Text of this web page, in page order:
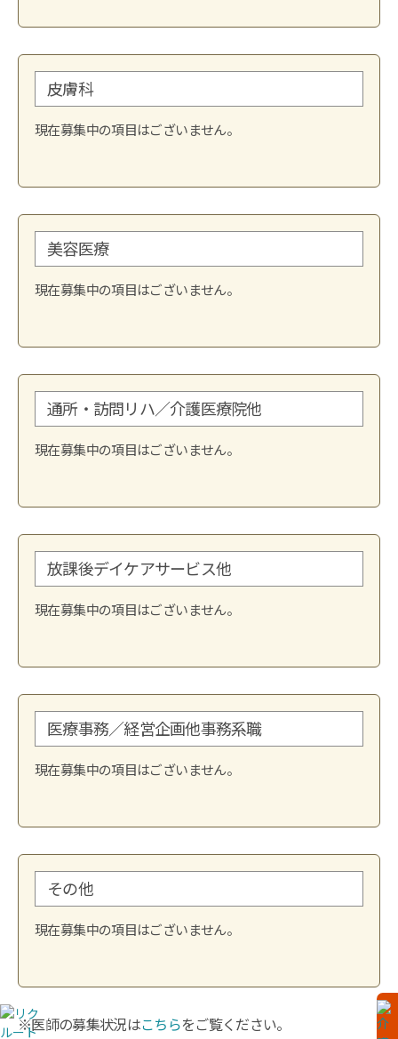
皮膚科
現在募集中の項目はございません。
美容医療
現在募集中の項目はございません。
通所・訪問リハ／介護医療院他
現在募集中の項目はございません。
放課後デイケアサービス他
現在募集中の項目はございません。
医療事務／経営企画他事務系職
現在募集中の項目はございません。
その他
現在募集中の項目はございません。
※医師の募集状況はこちらをご覧ください。